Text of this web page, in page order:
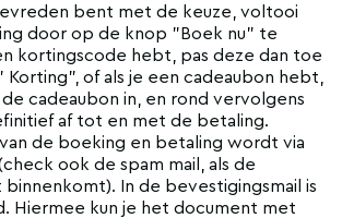
bent met de keuze, voltooi
door op de knop "Boek nu" te
kortingscode hebt, pas deze dan toe
of als je een cadeaubon hebt,
cadeaubon in, en rond vervolgens
af tot en met de betaling.
de boeking en betaling wordt via
ook de spam mail, als de
In de bevestigingsmail is
Hiermee kun je het document met